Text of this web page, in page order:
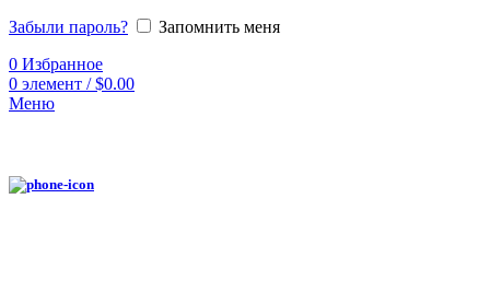
Забыли пароль?
Запомнить меня
0 Избранное
0 элемент / $0.00
Меню